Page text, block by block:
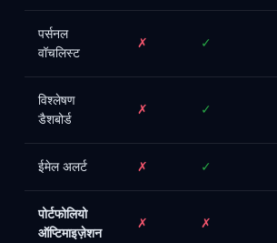
पर्सनल
वॉचलिस्ट
✗ ✓
विश्लेषण
डैशबोर्ड
✗ ✓
ईमेल अलर्ट ✗ ✓
पोर्टफोलियो
ऑप्टिमाइज़ेशन
✗ ✗